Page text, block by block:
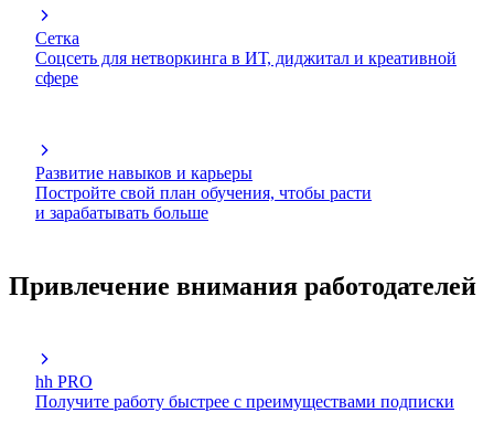
Сетка
Соцсеть для нетворкинга в ИТ, диджитал и креативной
сфере
Развитие навыков и карьеры
Постройте свой план обучения, чтобы расти
и зарабатывать больше
Привлечение внимания работодателей
hh PRO
Получите работу быстрее с преимуществами подписки